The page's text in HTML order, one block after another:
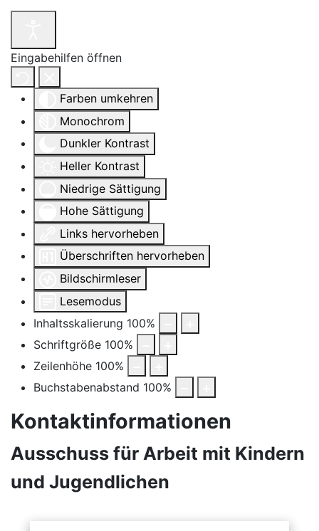
Eingabehilfen öffnen
Farben umkehren
Monochrom
Dunkler Kontrast
Heller Kontrast
Niedrige Sättigung
Hohe Sättigung
Links hervorheben
Überschriften hervorheben
Bildschirmleser
Lesemodus
Inhaltsskalierung 100%
Schriftgröße 100%
Zeilenhöhe 100%
Buchstabenabstand 100%
Kontaktinformationen
Ausschuss für Arbeit mit Kindern
und Jugendlichen